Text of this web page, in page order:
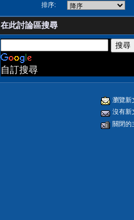
排序:
在此討論區搜尋
自訂搜尋
瀏覽新
沒有新
關閉的